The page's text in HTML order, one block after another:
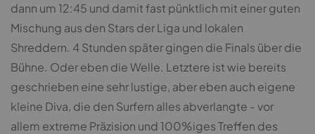
dann um 12:45 und damit fast pünktlich mit einer guten
Mischung aus den Stars der Liga und lokalen
Shreddern. 4 Stunden später gingen die Finals über die
Bühne. Oder eben die Welle. Letztere ist wie bereits
geschrieben eine sehr lustige, aber eben auch eigene
kleine Diva, die den Surfern alles abverlangte - vor
allem extreme Präzision und 100%iges Treffen des